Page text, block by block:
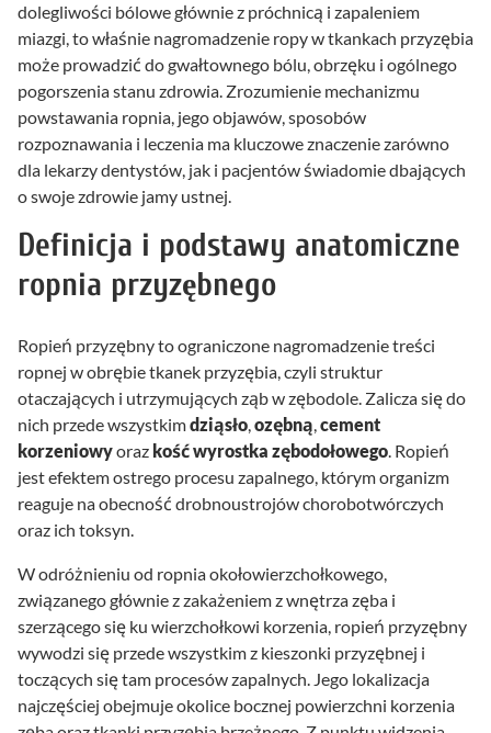
dolegliwości bólowe głównie z próchnicą i zapaleniem
miazgi, to właśnie nagromadzenie ropy w tkankach przyzębia
może prowadzić do gwałtownego bólu, obrzęku i ogólnego
pogorszenia stanu zdrowia. Zrozumienie mechanizmu
powstawania ropnia, jego objawów, sposobów
rozpoznawania i leczenia ma kluczowe znaczenie zarówno
dla lekarzy dentystów, jak i pacjentów świadomie dbających
o swoje zdrowie jamy ustnej.
Definicja i podstawy anatomiczne
ropnia przyzębnego
Ropień przyzębny to ograniczone nagromadzenie treści
ropnej w obrębie tkanek przyzębia, czyli struktur
otaczających i utrzymujących ząb w zębodole. Zalicza się do
nich przede wszystkimdziąsło,ozębną,cement
korzeniowyoraz kość wyrostka zębodołowego. Ropień
jest efektem ostrego procesu zapalnego, którym organizm
reaguje na obecność drobnoustrojów chorobotwórczych
oraz ich toksyn.
W odróżnieniu od ropnia okołowierzchołkowego,
związanego głównie z zakażeniem z wnętrza zęba i
szerzącego się ku wierzchołkowi korzenia, ropień przyzębny
wywodzi się przede wszystkim z kieszonki przyzębnej i
toczących się tam procesów zapalnych. Jego lokalizacja
najczęściej obejmuje okolice bocznej powierzchni korzenia